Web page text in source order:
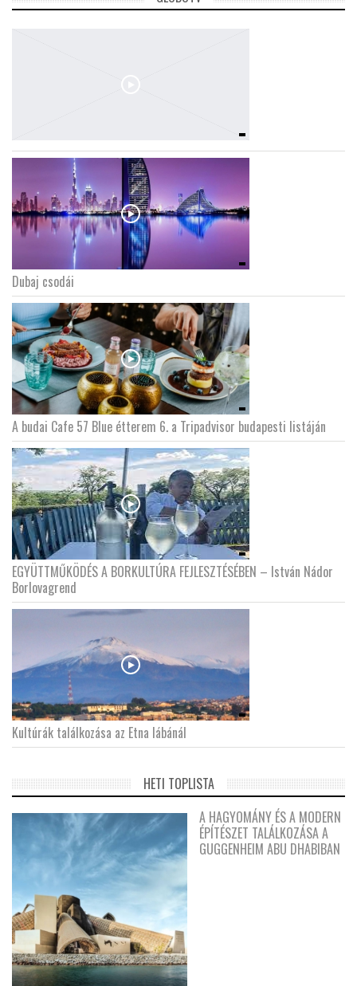
Dubaj csodái
A budai Cafe 57 Blue étterem 6. a Tripadvisor budapesti listáján
EGYÜTTMŰKÖDÉS A BORKULTÚRA FEJLESZTÉSÉBEN – István Nádor
Borlovagrend
Kultúrák találkozása az Etna lábánál
HETI TOPLISTA
A HAGYOMÁNY ÉS A MODERN
ÉPÍTÉSZET TALÁLKOZÁSA A
GUGGENHEIM ABU DHABIBAN